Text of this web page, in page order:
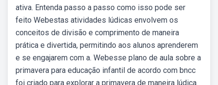
ativa. Entenda passo a passo como isso pode ser
feito Webestas atividades lúdicas envolvem os
conceitos de divisão e comprimento de maneira
prática e divertida, permitindo aos alunos aprenderem
e se engajarem com a. Webesse plano de aula sobre a
primavera para educação infantil de acordo com bncc
foi criado para explorar a primavera de maneira lúdica